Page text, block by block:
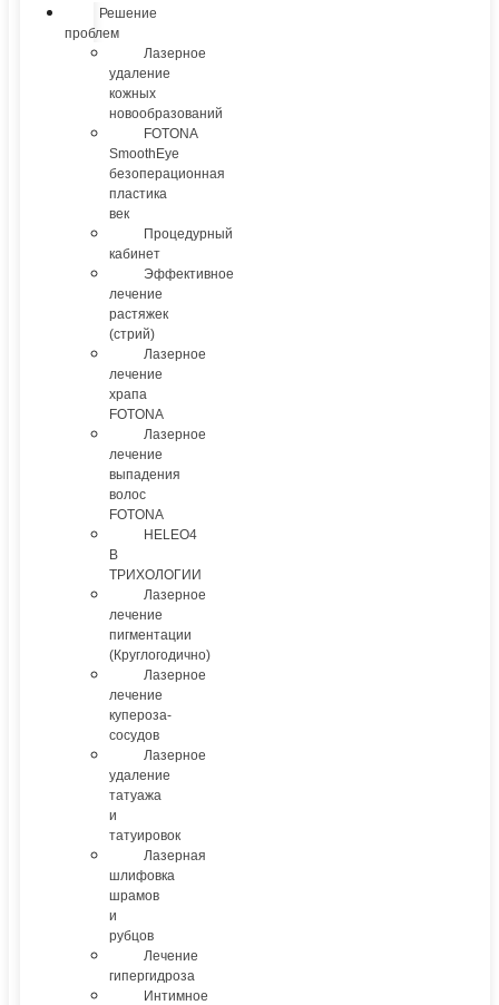
Решение
проблем
Лазерное
удаление
кожных
новообразований
FOTONA
SmoothEye
безоперационная
пластика
век
Процедурный
кабинет
Эффективное
лечение
растяжек
(стрий)
Лазерное
лечение
храпа
FOTONA
Лазерное
лечение
выпадения
волос
FOTONA
HELEO4
В
ТРИХОЛОГИИ
Лазерное
лечение
пигментации
(Круглогодично)
Лазерное
лечение
купероза-
сосудов
Лазерное
удаление
татуажа
и
татуировок
Лазерная
шлифовка
шрамов
и
рубцов
Лечение
гипергидроза
Интимное